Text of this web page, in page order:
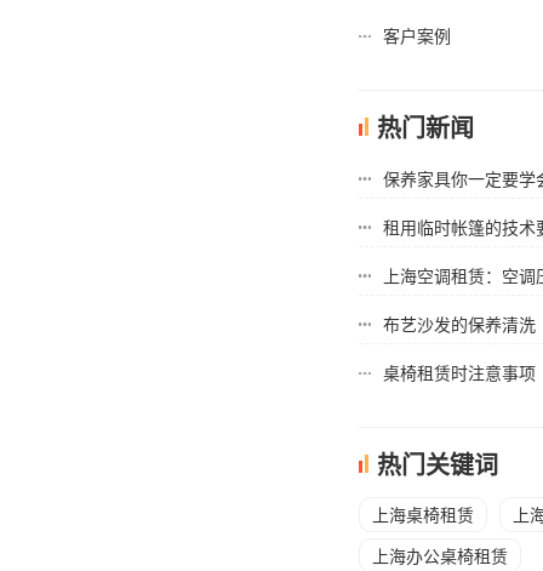
客户案例
热门新闻
保养家具你一定要学
租用临时帐篷的技术
上海空调租赁​：空
布艺沙发的保养清洗
桌椅租赁时注意事项
热门关键词
上海桌椅租赁
上
上海办公桌椅租赁